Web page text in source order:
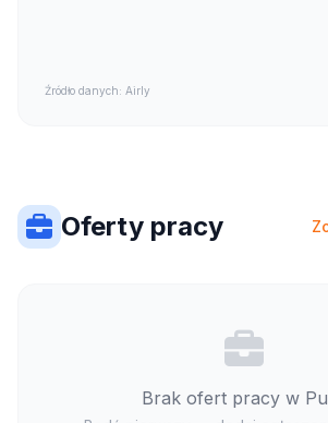
Źródło danych: Airly
Oferty pracy
Brak ofert pracy w